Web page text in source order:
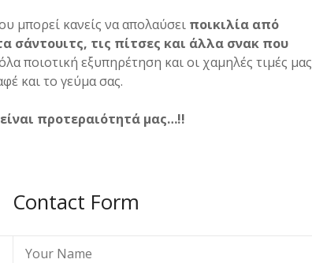
μπορεί κανείς να απολαύσει ποικιλία από
σάντουιτς, τις πίτσες και άλλα σνακ που
ποιοτική εξυπηρέτηση και οι χαμηλές τιμές μας
και το γεύμα σας.
προτεραιότητά μας…!!
Contact Form